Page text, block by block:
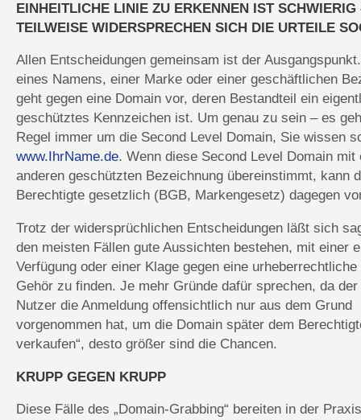
EINHEITLICHE LINIE ZU ERKENNEN IST SCHWIERIG
TEILWEISE WIDERSPRECHEN SICH DIE URTEILE
Allen Entscheidungen gemeinsam ist der
eines Namens, einer Marke oder einer geschäftlichen
geht gegen eine Domain vor, deren Bestandteil ein
geschütztes Kennzeichen ist. Um genau zu sein – es
Regel immer um die Second Level Domain, Sie wissen
www.IhrName.de. Wenn diese Second Level Domain mit
anderen geschützten Bezeichnung übereinstimmt, kann
Berechtigte gesetzlich (BGB, Markengesetz) dagegen
Trotz der widersprüchlichen Entscheidungen läßt sich
den meisten Fällen gute Aussichten bestehen, mit einer
Verfügung oder einer Klage gegen eine urheberrechtliche
Gehör zu finden. Je mehr Gründe dafür sprechen, da
Nutzer die Anmeldung offensichtlich nur aus dem Grund
vorgenommen hat, um die Domain später dem
verkaufen“, desto größer sind die Chancen.
KRUPP GEGEN KRUPP
Diese Fälle des „Domain-Grabbing“ bereiten in der